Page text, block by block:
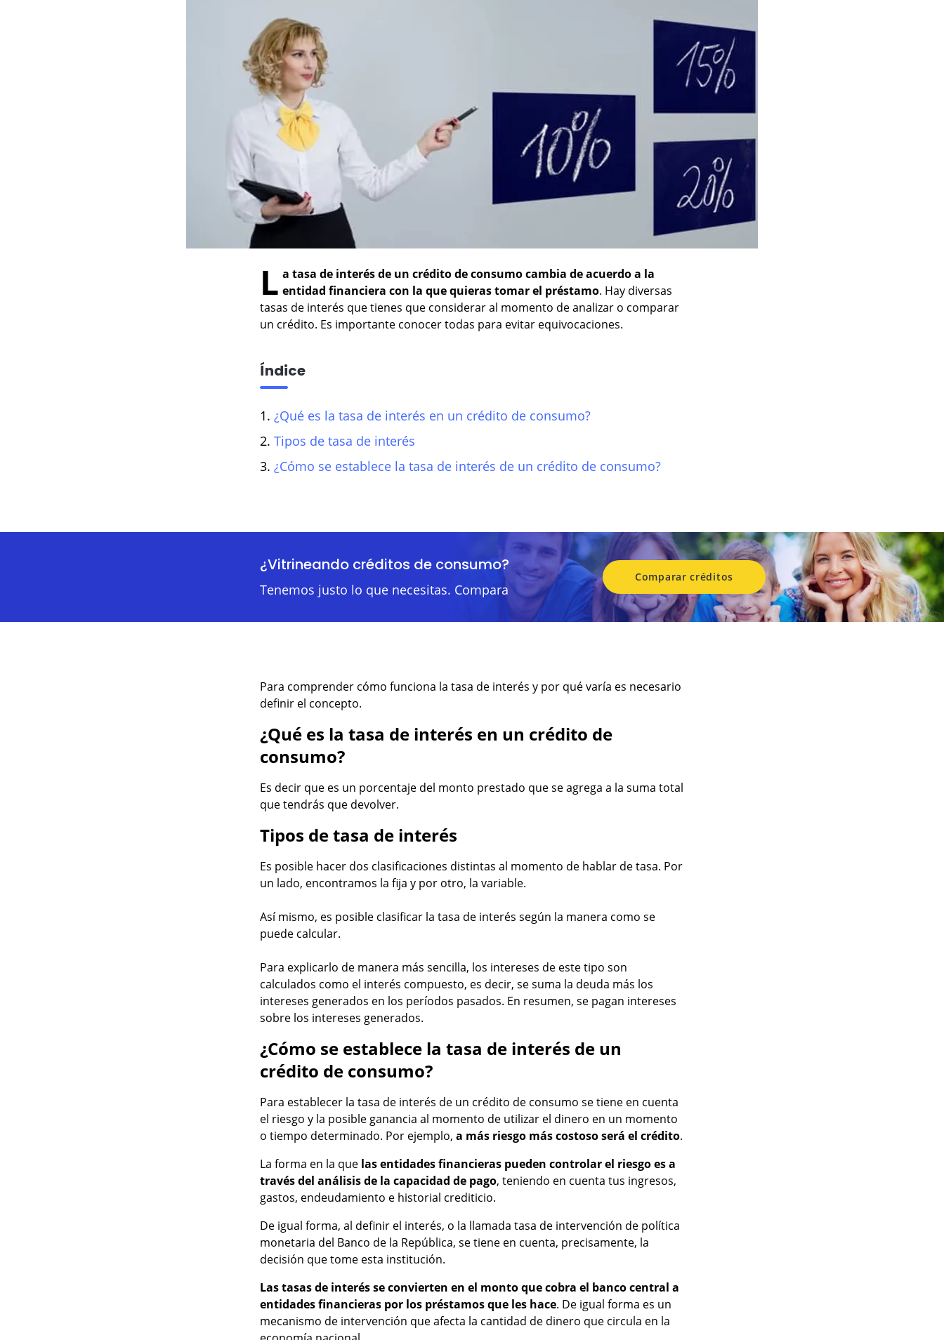
L a tasa de interés de un crédito de consumo cambia de acuerdo a la
entidad financiera con la que quieras tomar el préstamo. Hay diversas
tasas de interés que tienes que considerar al momento de analizar o comparar
un crédito. Es importante conocer todas para evitar equivocaciones.
Índice
1. ¿Qué es la tasa de interés en un crédito de consumo?
2. Tipos de tasa de interés
3. ¿Cómo se establece la tasa de interés de un crédito de consumo?
¿Vitrineando créditos de consumo?
Tenemos justo lo que necesitas. Compara
Comparar créditos
Para comprender cómo funciona la tasa de interés y por qué varía es necesario
definir el concepto.
¿Qué es la tasa de interés en un crédito de
consumo?
Es decir que es un porcentaje del monto prestado que se agrega a la suma total
que tendrás que devolver.
Tipos de tasa de interés
Es posible hacer dos clasificaciones distintas al momento de hablar de tasa. Por
un lado, encontramos la fija y por otro, la variable.
Así mismo, es posible clasificar la tasa de interés según la manera como se
puede calcular.
Para explicarlo de manera más sencilla, los intereses de este tipo son
calculados como el interés compuesto, es decir, se suma la deuda más los
intereses generados en los períodos pasados. En resumen, se pagan intereses
sobre los intereses generados.
¿Cómo se establece la tasa de interés de un
crédito de consumo?
Para establecer la tasa de interés de un crédito de consumo se tiene en cuenta
el riesgo y la posible ganancia al momento de utilizar el dinero en un momento
o tiempo determinado. Por ejemplo, a más riesgo más costoso será el crédito.
La forma en la que las entidades financieras pueden controlar el riesgo es a
través del análisis de la capacidad de pago, teniendo en cuenta tus ingresos,
gastos, endeudamiento e historial crediticio.
De igual forma, al definir el interés, o la llamada tasa de intervención de política
monetaria del Banco de la República, se tiene en cuenta, precisamente, la
decisión que tome esta institución.
Las tasas de interés se convierten en el monto que cobra el banco central a
entidades financieras por los préstamos que les hace. De igual forma es un
mecanismo de intervención que afecta la cantidad de dinero que circula en la